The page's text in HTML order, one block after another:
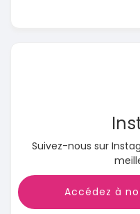
Suivez-nous sur
Accédez à